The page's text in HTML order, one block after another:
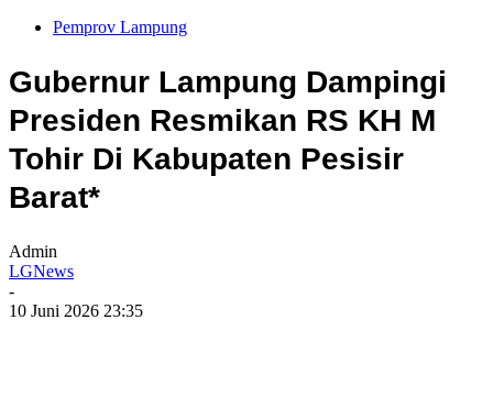
Pemprov Lampung
Gubernur Lampung Dampingi
Presiden Resmikan RS KH M
Tohir Di Kabupaten Pesisir
Barat*
Admin
LGNews
-
10 Juni 2026 23:35